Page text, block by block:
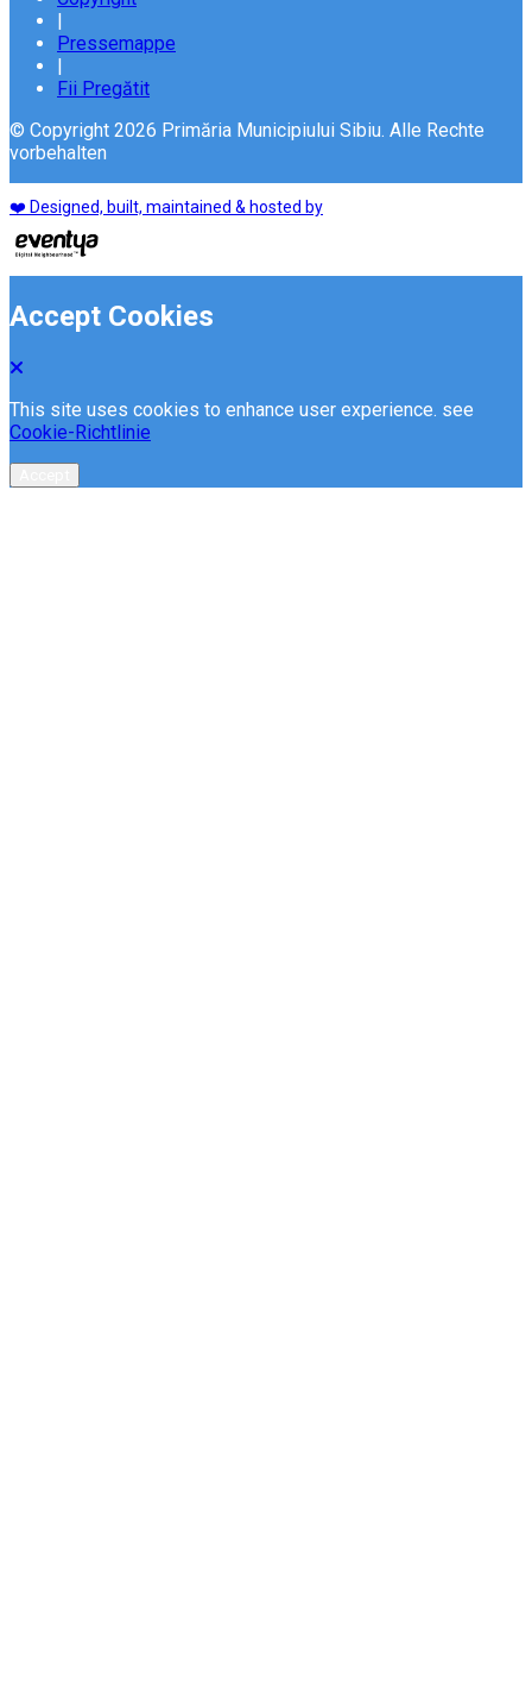
|
Pressemappe
|
Fii Pregătit
© Copyright 2026 Primăria Municipiului Sibiu. Alle Rechte
vorbehalten
❤️ Designed, built, maintained & hosted by
Accept Cookies
This site uses cookies to enhance user experience. see
Cookie-Richtlinie